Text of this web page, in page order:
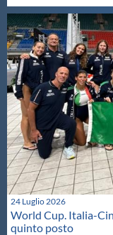
24 Luglio 2026
World Cup. Italia-
quinto posto